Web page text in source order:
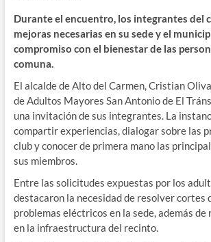
Durante el encuentro, los integrantes del
mejoras necesarias en su sede y el
compromiso con el bienestar de las
comuna.
El alcalde de Alto del Carmen, Cristian
de Adultos Mayores San Antonio de El
una invitación de sus integrantes. La
compartir experiencias, dialogar sobre las
club y conocer de primera mano las
sus miembros.
Entre las solicitudes expuestas por los
destacaron la necesidad de resolver cortes
problemas eléctricos en la sede, además
en la infraestructura del recinto.